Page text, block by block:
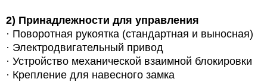
2) Принадлежности для управления
· Поворотная рукоятка (стандартная и выносная)
· Электродвигательный привод
· Устройство механической взаимной блокировки
· Крепление для навесного замка